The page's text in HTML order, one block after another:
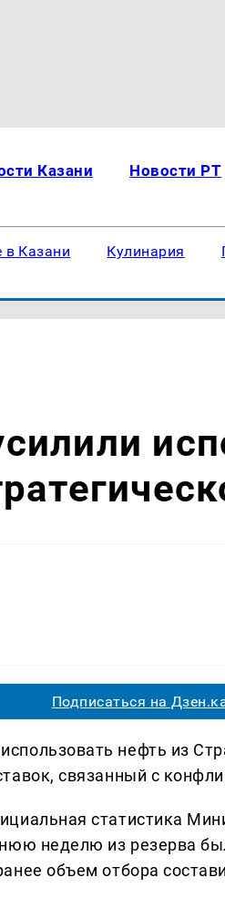
Казани Новости РТ
в Казани Кулинария
Подписаться на
нефть из
связанный с
статистика
неделю из резерва
объем отбора